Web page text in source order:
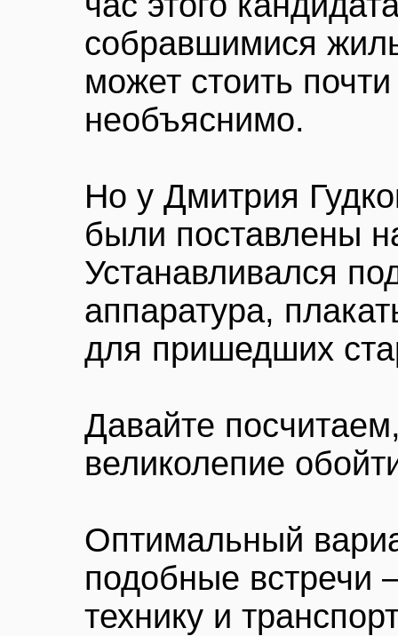
собравшимися
может стоить
необъяснимо.
Но у Дмитрия
были поставлены
Устанавливался
аппаратура,
для пришедших
Давайте
великолепие
Оптимальный
подобные встречи
технику и